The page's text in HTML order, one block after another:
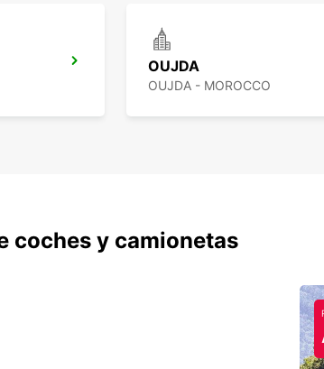
OUJDA
OUJDA - MOROCCO
coches y camionetas